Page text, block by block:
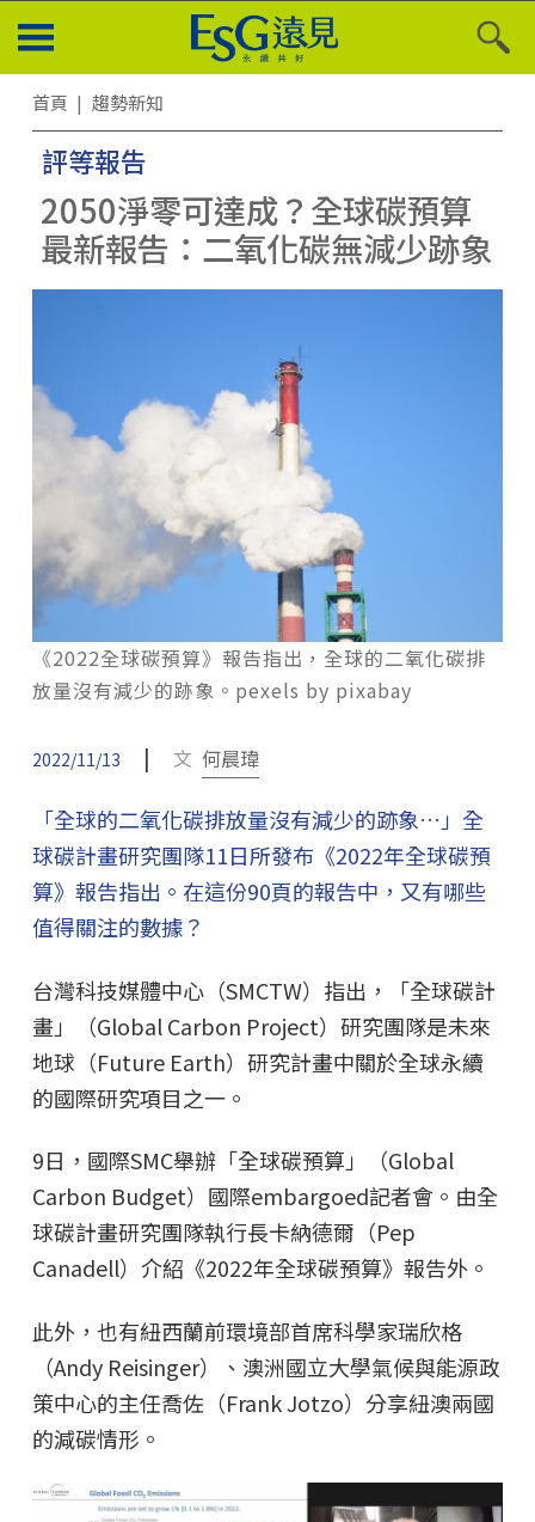
首頁 趨勢新知
評等報告
2050淨零可達成？全球碳預算
最新報告：二氧化碳無減少跡象
《2022全球碳預算》報告指出，全球的二氧化碳排
放量沒有減少的跡象。pexels by pixabay
2022/11/13 | 文 何晨瑋
「全球的二氧化碳排放量沒有減少的跡象…」全
球碳計畫研究團隊11日所發布《2022年全球碳預
算》報告指出。在這份90頁的報告中，又有哪些
值得關注的數據？
台灣科技媒體中心（SMCTW）指出，「全球碳計
畫」（Global Carbon Project）研究團隊是未來
地球（Future Earth）研究計畫中關於全球永續
的國際研究項目之一。
9日，國際SMC舉辦「全球碳預算」（Global
Carbon Budget）國際embargoed記者會。由全
球碳計畫研究團隊執行長卡納德爾（Pep
Canadell）介紹《2022年全球碳預算》報告外。
此外，也有紐西蘭前環境部首席科學家瑞欣格
（Andy Reisinger）、澳洲國立大學氣候與能源政
策中心的主任喬佐（Frank Jotzo）分享紐澳兩國
的減碳情形。